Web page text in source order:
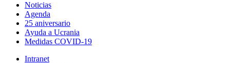
Noticias
Agenda
25 aniversario
Ayuda a Ucrania
Medidas COVID-19
Intranet